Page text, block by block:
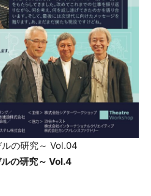
の研究～ Vol.04
の研究～ Vol.4